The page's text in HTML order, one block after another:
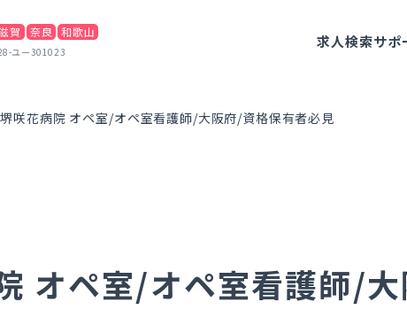
賀 奈良 和歌山
ユー301023
求人検索サポ
堺咲花病院 オペ室/オペ室看護師/大阪府/資格保有者必見
オペ室/オペ室看護師/